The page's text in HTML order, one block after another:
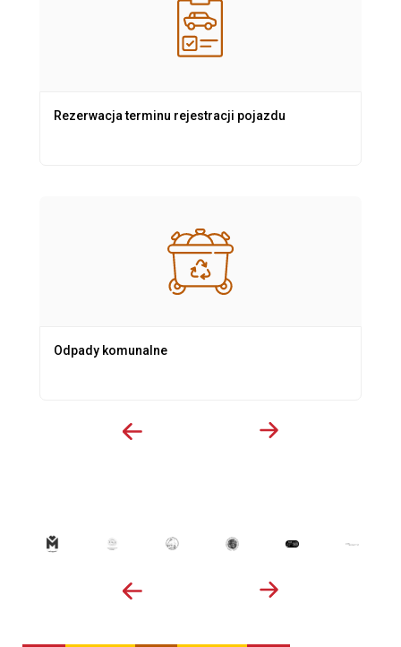
Rezerwacja terminu rejestracji pojazdu
Odpady komunalne